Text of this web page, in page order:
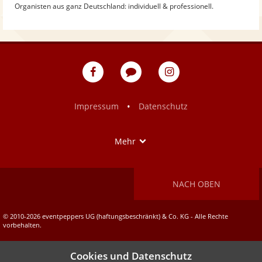
Organisten aus ganz Deutschland: individuell & professionell.
eventpeppers
Blog
eventpeppers
Impressum
• Datenschutz
Mehr
NACH OBEN
© 2010-2026 eventpeppers UG (haftungsbeschränkt) & Co. KG - Alle Rechte
vorbehalten.
Cookies und Datenschutz